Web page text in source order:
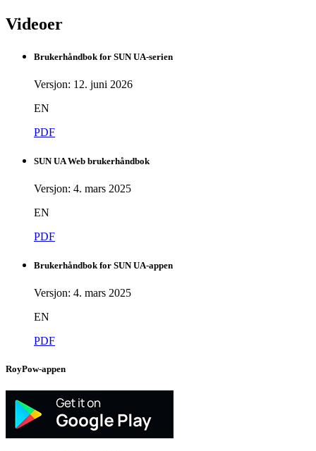
Videoer
Brukerhåndbok for SUN UA-serien
Versjon: 12. juni 2026
EN
PDF
SUN UA Web brukerhåndbok
Versjon: 4. mars 2025
EN
PDF
Brukerhåndbok for SUN UA-appen
Versjon: 4. mars 2025
EN
PDF
RoyPow-appen